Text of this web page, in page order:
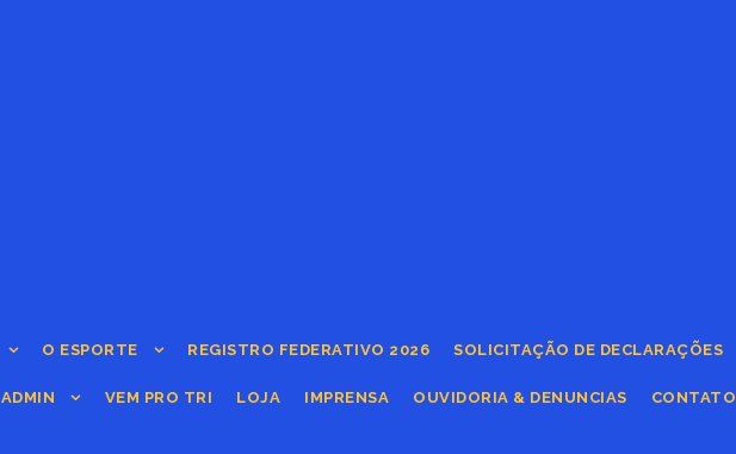
O ESPORTE REGISTRO FEDERATIVO 2026 SOLICITAÇÃO DE DECLARAÇÕES
ADMIN VEM PRO TRI LOJA IMPRENSA OUVIDORIA & DENUNCIAS CONTATO